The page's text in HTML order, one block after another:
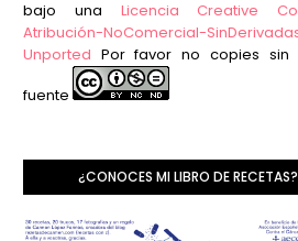
bajo una Licencia Creative
Atribución-NoComercial-
Unported Por favor no copies sin
fuente
¿CONOCES MI LIBRO DE RECETAS?